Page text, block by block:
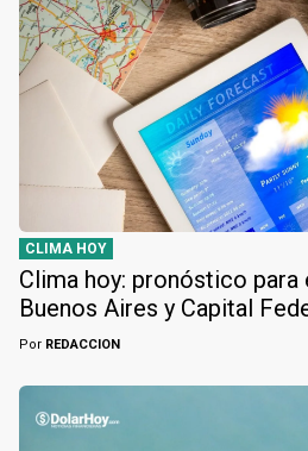
CLIMA HOY
Clima hoy: pronóstico para
Buenos Aires y Capital
Por REDACCION